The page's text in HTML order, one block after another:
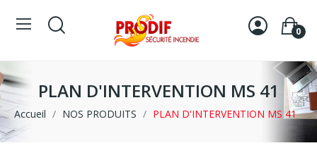
0
PLAN D'INTERVENTION MS 41
Accueil NOS PRODUITS PLAN D'INTERVENTION MS 41